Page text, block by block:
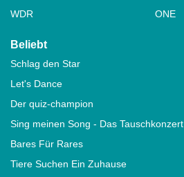
WDR
ONE
Beliebt
Schlag den Star
Let's Dance
Der quiz-champion
Sing meinen Song - Das Tauschkonzert
Bares Für Rares
Tiere Suchen Ein Zuhause